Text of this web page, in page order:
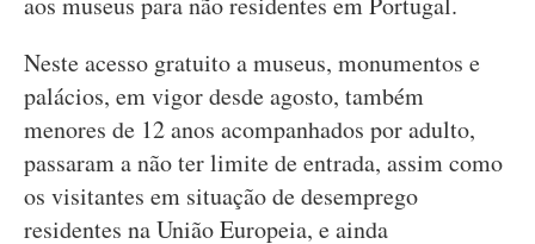
Neste acesso gratuito a museus, monumentos e
palácios, em vigor desde agosto, também
menores de 12 anos acompanhados por adulto,
passaram a não ter limite de entrada, assim como
os visitantes em situação de desemprego
residentes na União Europeia, e ainda